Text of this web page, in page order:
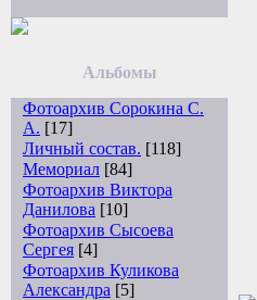
Альбомы
Фотоархив Сорокина С.
А. [17]
Личный состав. [118]
Мемориал [84]
Фотоархив Виктора
Данилова [10]
Фотоархив Сысоева
Сергея [4]
Фотоархив Куликова
Александра [5]